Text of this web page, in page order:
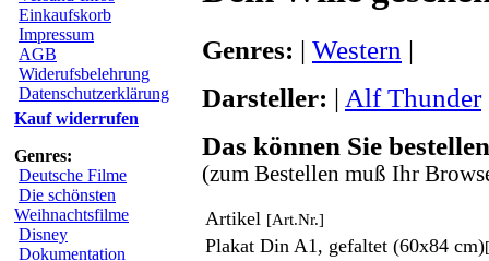
Einkaufskorb
Impressum
AGB
Widerufsbelehrung
Datenschutzerklärung
Kauf widerrufen
Genres:
Deutsche Filme
Die schönsten
Weihnachtsfilme
Disney
Dokumentation
Genres: | Western |
Darsteller: | Alf Thunder
Das können Sie
(zum Bestellen muß Ihr
Artikel [Art.Nr.]
Plakat Din A1, gefaltet (60x84 cm)